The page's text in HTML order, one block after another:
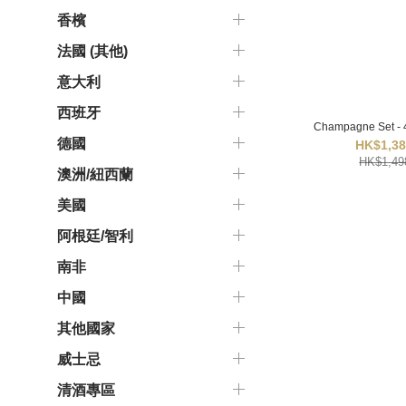
香檳
法國 (其他)
意大利
西班牙
德國
澳洲/紐西蘭
美國
阿根廷/智利
南非
中國
其他國家
威士忌
清酒專區
Champagne Set -